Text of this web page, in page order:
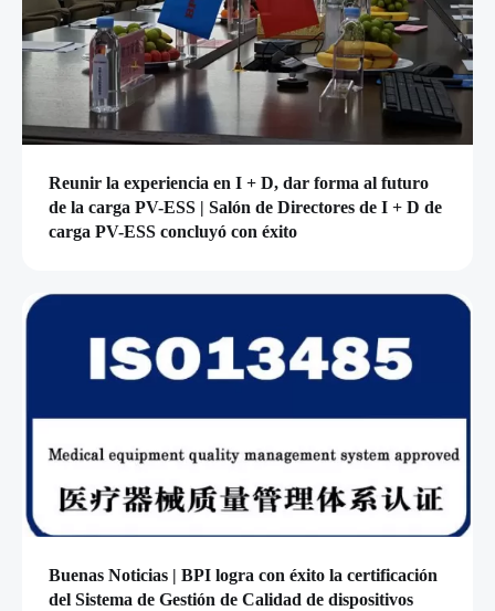
Reunir la experiencia en I + D, dar forma al futuro
de la carga PV-ESS | Salón de Directores de I + D de
carga PV-ESS concluyó con éxito
Buenas Noticias | BPI logra con éxito la certificación
del Sistema de Gestión de Calidad de dispositivos